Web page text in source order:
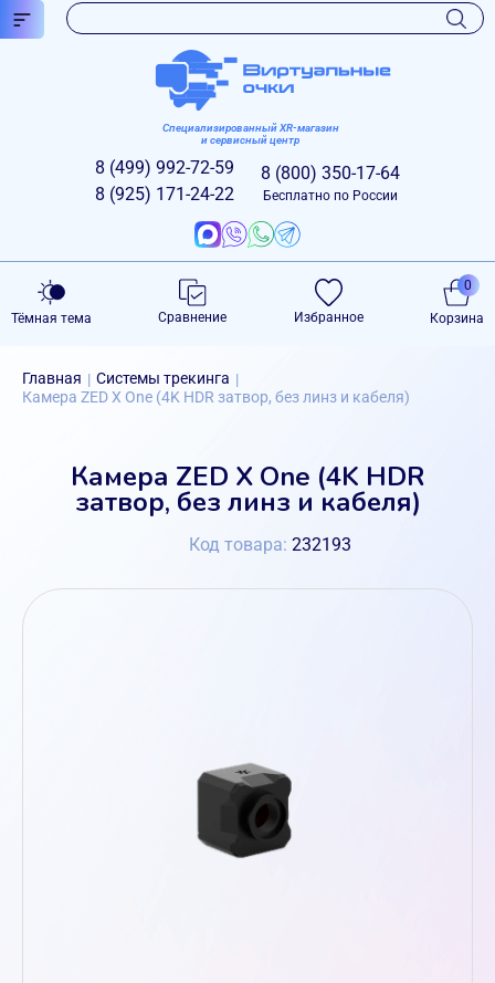
Специализированный XR-магазин
и сервисный центр
8 (499) 992-72-59
8 (925) 171-24-22
8 (800) 350-17-64
Бесплатно по России
Тёмная тема Сравнение Избранное Корзина
0
Главная | Системы трекинга |
Камера ZED X One (4K HDR затвор, без линз и кабеля)
Камера ZED X One (4K HDR
затвор, без линз и кабеля)
Код товара: 232193